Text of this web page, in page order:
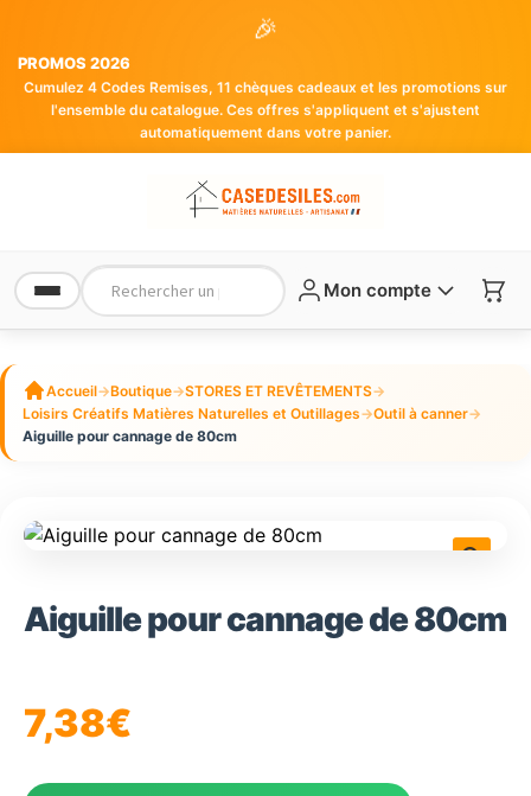
🎉
PROMOS 2026
Cumulez 4 Codes Remises, 11 chèques cadeaux et les promotions sur
l'ensemble du catalogue. Ces offres s'appliquent et s'ajustent
automatiquement dans votre panier.
Mon compte
Accueil→Boutique→STORES ET REVÊTEMENTS→
Loisirs Créatifs Matières Naturelles et Outillages→Outil à canner→
Aiguille pour cannage de 80cm
Aiguille pour cannage de 80cm
7,38€